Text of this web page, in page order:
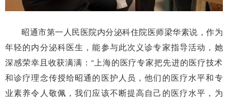
昭通市第一人民医院内分泌科住院医师梁华素说，作为
年轻的内分泌科医生，能参与此次义诊专家指导活动，她
深感荣幸且收获满满：“上海的医疗专家把先进的医疗技术
和诊疗理念传授给昭通的医护人员，他们的医疗水平和专
业素养令人敬佩，我们应该不断提高自己的医疗水平，为